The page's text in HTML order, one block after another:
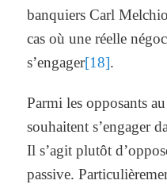
banquiers Carl
cas où une réelle
s’engager[18].
Parmi les opposants
souhaitent s’engager
Il s’agit plutôt
passive.